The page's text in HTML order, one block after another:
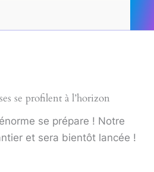
se profilent à l’horizon
se prépare ! Notre
et sera bientôt lancée !